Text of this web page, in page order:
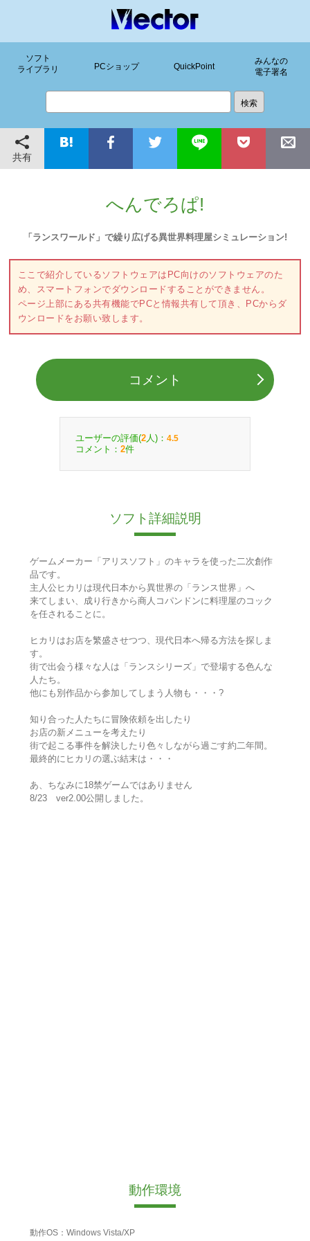
ソフト
ライブラリ
PCショップ QuickPoint
みんなの
電子署名
共有
へんでろぱ!
「ランスワールド」で繰り広げる異世界料理屋シミュレーション!
ここで紹介しているソフトウェアはPC向けのソフトウェアのた
め、スマートフォンでダウンロードすることができません。
ページ上部にある共有機能でPCと情報共有して頂き、PCからダ
ウンロードをお願い致します。
コメント
ユーザーの評価(2 人)： 4.5
コメント： 2件
ソフト詳細説明
ゲームメーカー「アリスソフト」のキャラを使った二次創作
品です。
主人公ヒカリは現代日本から異世界の「ランス世界」へ
来てしまい、成り行きから商人コパンドンに料理屋のコック
を任されることに。
ヒカリはお店を繁盛させつつ、現代日本へ帰る方法を探しま
す。
街で出会う様々な人は「ランスシリーズ」で登場する色んな
人たち。
他にも別作品から参加してしまう人物も・・・?
知り合った人たちに冒険依頼を出したり
お店の新メニューを考えたり
街で起こる事件を解決したり色々しながら過ごす約二年間。
最終的にヒカリの選ぶ結末は・・・
あ、ちなみに18禁ゲームではありません
8/23 ver2.00公開しました。
動作環境
動作OS：Windows Vista/XP